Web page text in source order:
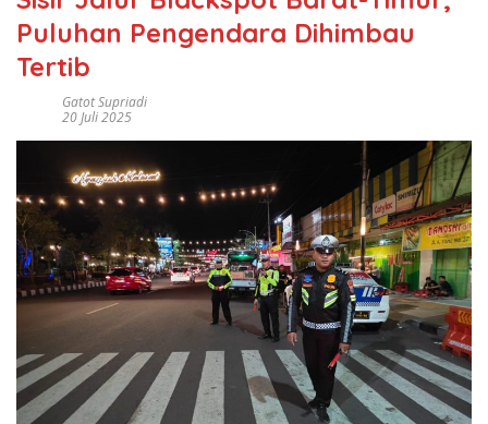
Puluhan Pengendara Dihimbau
Tertib
Gatot Supriadi
20 Juli 2025